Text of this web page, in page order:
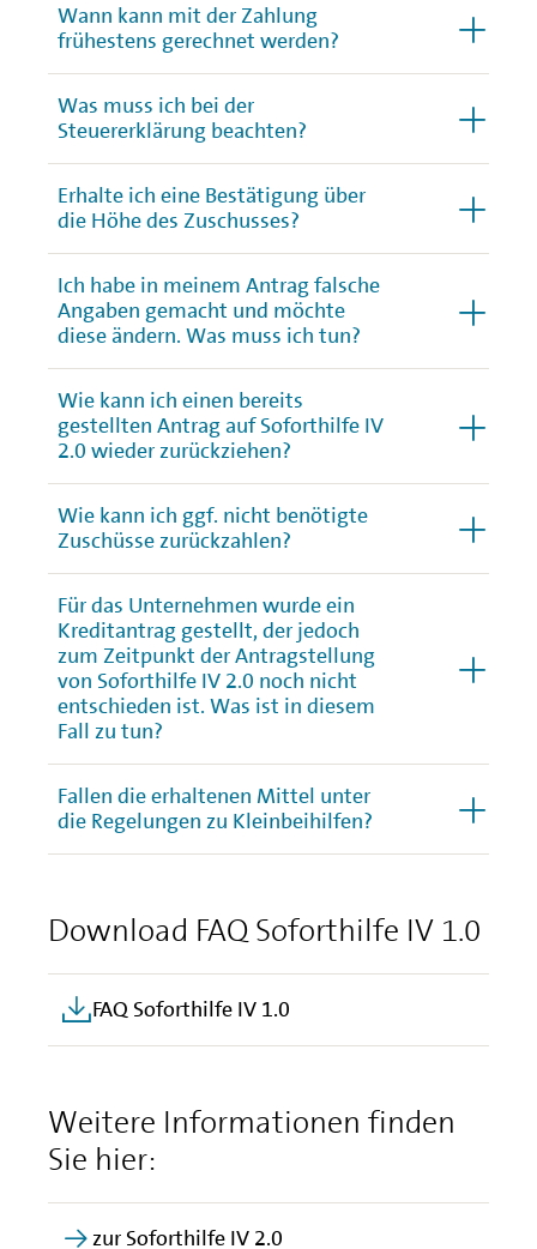
Wann kann mit der Zahlung
frühestens gerechnet werden?
Was muss ich bei der
Steuererklärung beachten?
Erhalte ich eine Bestätigung über
die Höhe des Zuschusses?
Ich habe in meinem Antrag falsche
Angaben gemacht und möchte
diese ändern. Was muss ich tun?
Wie kann ich einen bereits
gestellten Antrag auf Soforthilfe IV
2.0 wieder zurückziehen?
Wie kann ich ggf. nicht benötigte
Zuschüsse zurückzahlen?
Für das Unternehmen wurde ein
Kreditantrag gestellt, der jedoch
zum Zeitpunkt der Antragstellung
von Soforthilfe IV 2.0 noch nicht
entschieden ist. Was ist in diesem
Fall zu tun?
Fallen die erhaltenen Mittel unter
die Regelungen zu Kleinbeihilfen?
Download FAQ Soforthilfe IV 1.0
FAQ Soforthilfe IV 1.0
Weitere Informationen finden
Sie hier:
zur Soforthilfe IV 2.0